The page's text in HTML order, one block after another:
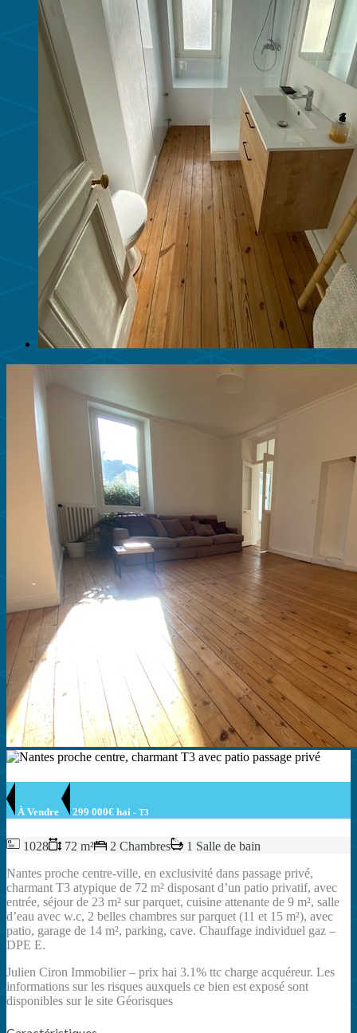
À Vendre 299 000€ hai - T3
1028 72 m² 2 Chambres
1 Salle de bain
Nantes proche centre-ville, en exclusivité dans passage privé,
charmant T3 atypique de 72 m² disposant d’un patio privatif, avec
entrée, séjour de 23 m² sur parquet, cuisine attenante de 9 m², salle
d’eau avec w.c, 2 belles chambres sur parquet (11 et 15 m²), avec
patio, garage de 14 m², parking, cave. Chauffage individuel gaz –
DPE E.
Julien Ciron Immobilier – prix hai 3.1% ttc charge acquéreur. Les
informations sur les risques auxquels ce bien est exposé sont
disponibles sur le site Géorisques